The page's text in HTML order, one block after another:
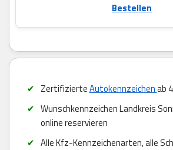
Bestellen
ZertifizierteAutokennzeichenab
Wunschkennzeichen Landkreis
online reservieren
Alle Kfz-Kennzeichenarten, alle